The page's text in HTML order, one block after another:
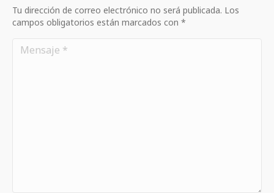
Tu dirección de correo electrónico no será publicada. Los
campos obligatorios están marcados con *